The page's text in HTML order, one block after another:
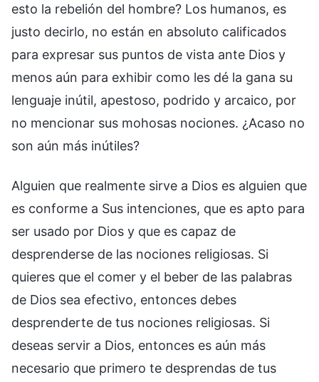
esto la rebelión del hombre? Los humanos, es
justo decirlo, no están en absoluto calificados
para expresar sus puntos de vista ante Dios y
menos aún para exhibir como les dé la gana su
lenguaje inútil, apestoso, podrido y arcaico, por
no mencionar sus mohosas nociones. ¿Acaso no
son aún más inútiles?
Alguien que realmente sirve a Dios es alguien que
es conforme a Sus intenciones, que es apto para
ser usado por Dios y que es capaz de
desprenderse de las nociones religiosas. Si
quieres que el comer y el beber de las palabras
de Dios sea efectivo, entonces debes
desprenderte de tus nociones religiosas. Si
deseas servir a Dios, entonces es aún más
necesario que primero te desprendas de tus